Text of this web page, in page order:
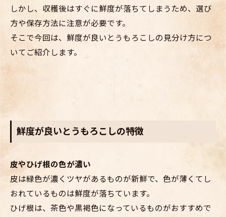
しかし、収穫後はすぐに鮮度が落ちてしまうため、選び
方や保存方法に注意が必要です。
そこで今回は、鮮度が良いとうもろこしの見分け方につ
いてご紹介します。
鮮度が良いとうもろこしの特徴
皮やひげ根の色が濃い
皮は緑色が濃くツヤがあるものが新鮮で、色が薄くてし
おれているものは鮮度が落ちています。
ひげ根は、茶色や黒褐色になっているものがおすすめで